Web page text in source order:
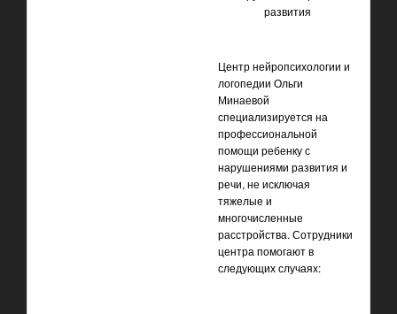
Центр нейропсихологии и
логопедии Ольги
Минаевой
специализируется на
профессиональной
помощи ребенку с
нарушениями развития и
речи, не исключая
тяжелые и
многочисленные
расстройства. Сотрудники
центра помогают в
следующих случаях: